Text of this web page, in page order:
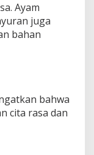
Ayam
juga
bahan
bahwa
cita rasa dan